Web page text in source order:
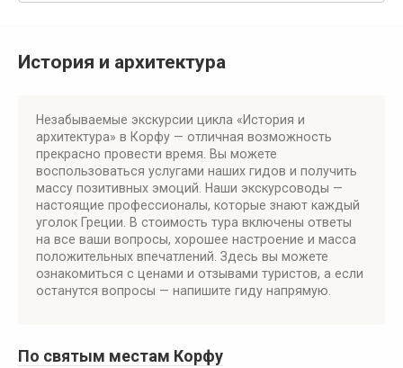
История и архитектура
Незабываемые экскурсии цикла «История и
архитектура» в Корфу — отличная возможность
прекрасно провести время. Вы можете
воспользоваться услугами наших гидов и получить
массу позитивных эмоций. Наши экскурсоводы —
настоящие профессионалы, которые знают каждый
уголок Греции. В стоимость тура включены ответы
на все ваши вопросы, хорошее настроение и масса
положительных впечатлений. Здесь вы можете
ознакомиться с ценами и отзывами туристов, а если
останутся вопросы — напишите гиду напрямую.
По святым местам Корфу